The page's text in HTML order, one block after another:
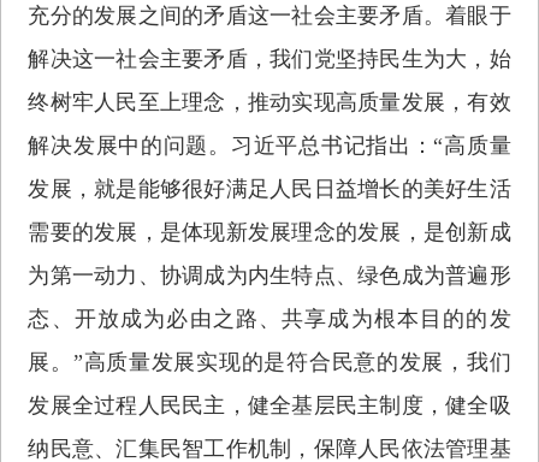
充分的发展之间的矛盾这一社会主要矛盾。着眼于
解决这一社会主要矛盾，我们党坚持民生为大，始
终树牢人民至上理念，推动实现高质量发展，有效
解决发展中的问题。习近平总书记指出：“高质量
发展，就是能够很好满足人民日益增长的美好生活
需要的发展，是体现新发展理念的发展，是创新成
为第一动力、协调成为内生特点、绿色成为普遍形
态、开放成为必由之路、共享成为根本目的的发
展。”高质量发展实现的是符合民意的发展，我们
发展全过程人民民主，健全基层民主制度，健全吸
纳民意、汇集民智工作机制，保障人民依法管理基